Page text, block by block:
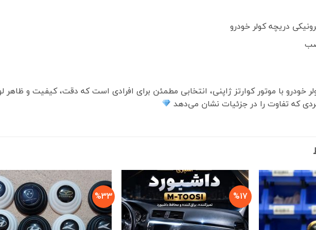
خودرو با موتور کوارتز ژاپنی، انتخابی مطمئن برای افرادی است که دقت، کیفیت و
که تفاوت را در جزئیات نشان می‌دهد
%17
%33